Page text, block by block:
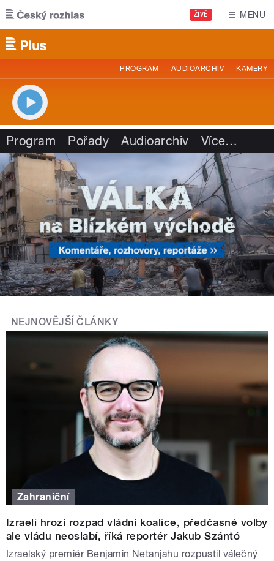
Přejít k hlavnímu obsahu
ŽIVĚ MENU
PROGRAM AUDIOARCHIV KAMERY
Program Pořady Audioarchiv Více…
NEJNOVĚJŠÍ ČLÁNKY
Zahraniční
Izraeli hrozí rozpad vládní koalice, předčasné volby
ale vládu neoslabí, říká reportér Jakub Szántó
Izraelský premiér Benjamin Netanjahu rozpustil válečný